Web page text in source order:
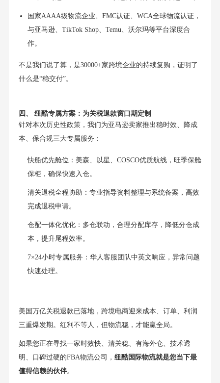
国家AAAA级物流企业、FMC认证、WCA全球物流认证，
与亚马逊、TikTok Shop、Temu、沃尔玛等平台深度合
作。
不是我们说了算，是30000+家跨境企业的持续复购，证明了
什么是“稳交付”。
四、 纽酷专属方案：为关税退款窗口期定制
针对本次历史性政策，我们为亚马逊卖家推出稳时效、降成
本、保合规三大专属服务：
快船优先舱位：美森、以星、COSCO优质航线，旺季保舱
保柜，确保快速入仓。
清关退税全程协助：专业指导资料整理与系统备案，高效
完成退税申请。
仓配一体化优化：多仓联动，合理分配库存，降低分仓成
本，提升尾程效率。
7×24小时专属服务：华人客服团队中英文响应，异常问题
快速处理。
美国万亿关税退款已落地，跨境电商迎来成本、订单、利润
三重爆发期。红利不等人，但物流稳，才能赢全局。
如果您正在寻找一家时效快、清关稳、有海外仓、技术透
明、口碑过硬的FBA物流公司， 纽酷国际物流就是您当下最
值得信赖的伙伴。